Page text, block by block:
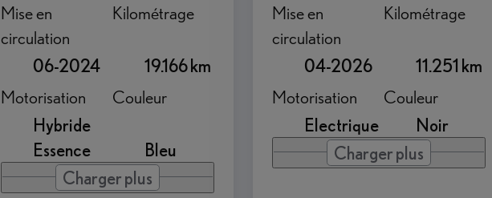
Mise en
circulation
06-2024
Kilométrage
19.166 km
Motorisation
Hybride
Essence
Couleur
Bleu
Charger plus
Mise en
circulation
04-2026
Kilométrage
11.251 km
Motorisation
Electrique
Couleur
Noir
Charger plus